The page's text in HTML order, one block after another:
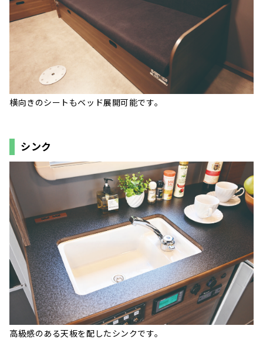
横向きのシートもベッド展開可能です。
シンク
高級感のある天板を配したシンクです。